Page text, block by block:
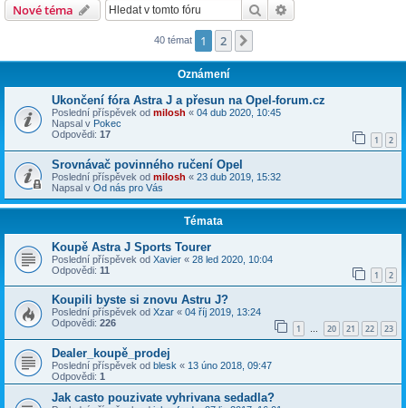
Nové téma Hledat
40 témat 1 2
Oznámení
Ukončení fóra Astra J a přesun na Opel-forum.cz
Poslední příspěvek od milosh « 04 dub 2020, 10:45
Napsal v Pokec
Odpovědi: 17 1 2
Srovnávač povinného ručení Opel
Poslední příspěvek od milosh « 23 dub 2019, 15:32
Napsal v Od nás pro Vás
Témata
Koupě Astra J Sports Tourer
Poslední příspěvek od Xavier « 28 led 2020, 10:04
Odpovědi: 11 1 2
Koupili byste si znovu Astru J?
Poslední příspěvek od Xzar « 04 říj 2019, 13:24
Odpovědi: 226 1 … 20 21 22 23
Dealer_koupě_prodej
Poslední příspěvek od blesk « 13 úno 2018, 09:47
Odpovědi: 1
Jak casto pouzivate vyhrivana sedadla?